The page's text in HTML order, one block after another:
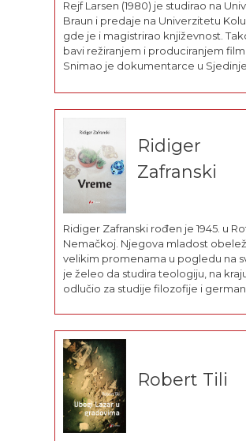
Rejf Larsen (1980) je studirao na
Braun i predaje na Univerzitetu
gde je i magistrirao književnost.
bavi režiranjem i produciranjem
Snimao je dokumentarce u
južnoj Africi. Živi u Bruklinu, u
Izabrani radovi T. V. Spiveta je
Ridiger
Zafranski
Ridiger Zafranski rođen je 1945. u
Nemačkoj. Njegova mladost
velikim promenama u pogledu na
je želeo da studira teologiju, na
odlučio za studije filozofije i
maoističke Komunističke partije
(KPD). Doktorirao je s...
Robert Tili